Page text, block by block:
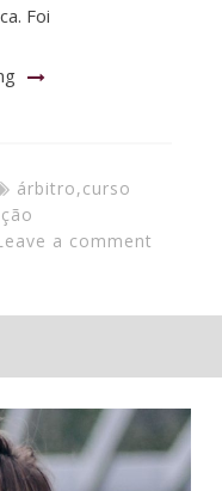
Foi
árbitro,curso
a comment